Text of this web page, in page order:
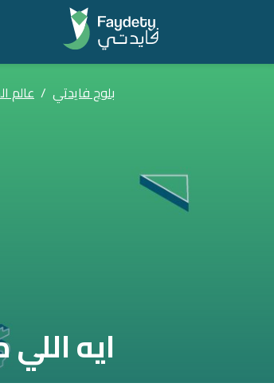
بلوج فايدتي / عالم
ايه